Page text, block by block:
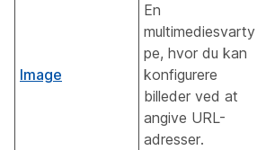
Image
En
multimediesvarty
pe, hvor du kan
konfigurere
billeder ved at
angive URL-
adresser.